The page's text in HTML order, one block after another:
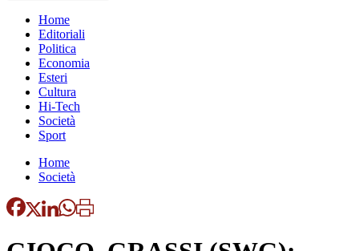
Home
Editoriali
Politica
Economia
Esteri
Cultura
Hi-Tech
Società
Sport
Home
Società